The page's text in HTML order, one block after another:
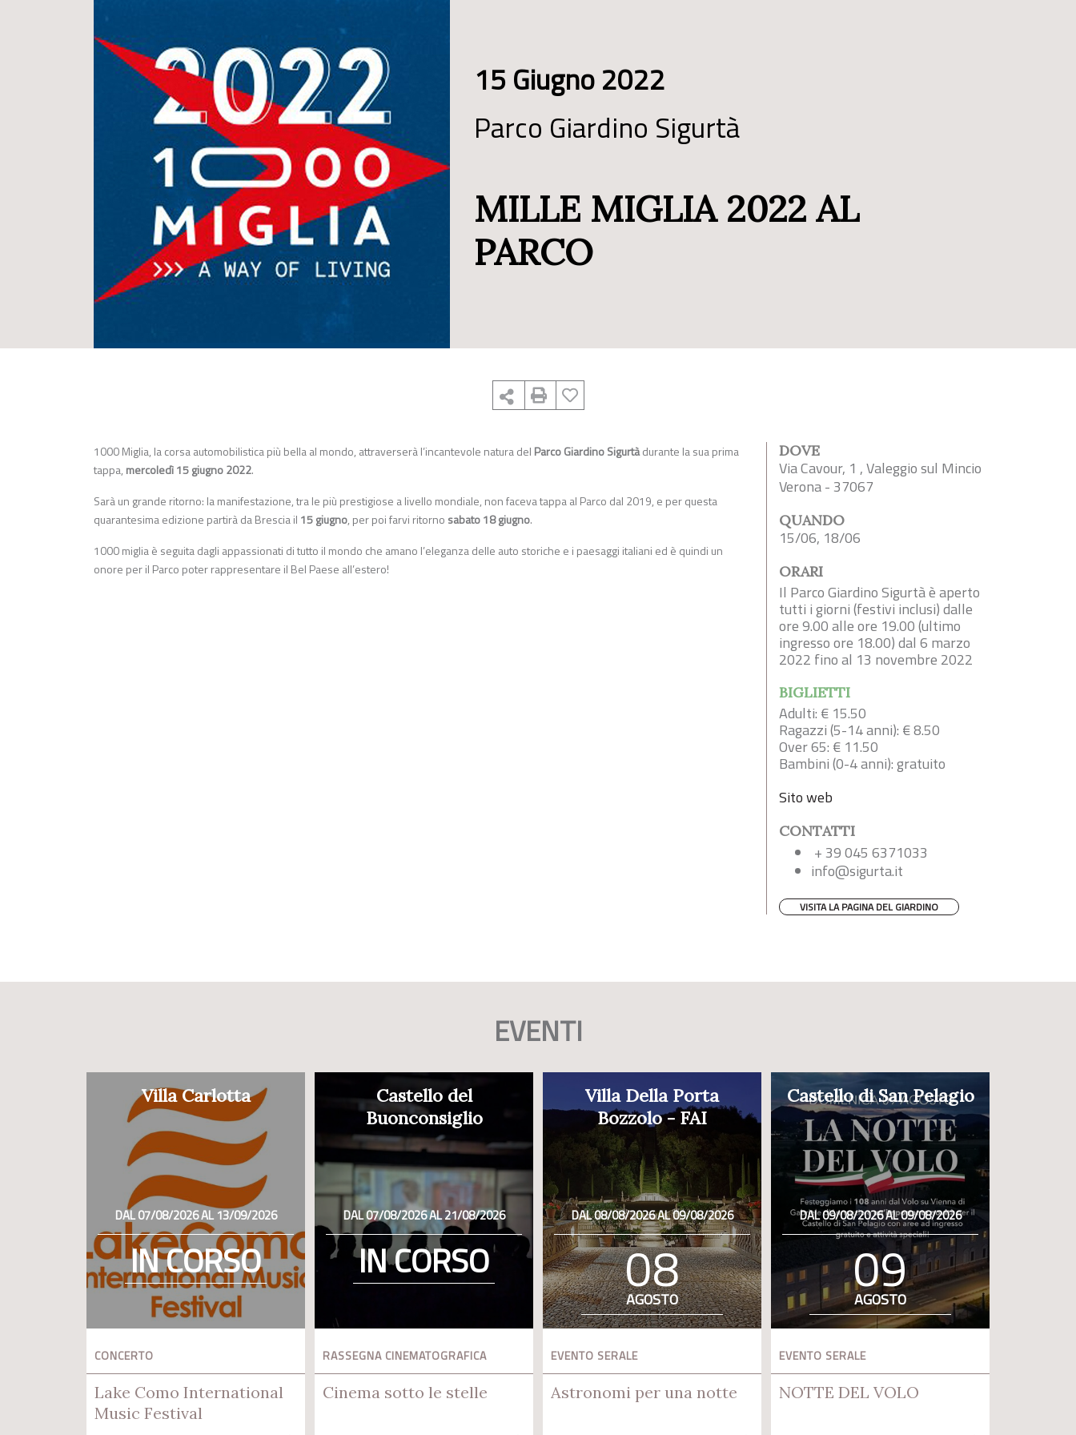
15 Giugno 2022
Parco Giardino Sigurtà
MILLE MIGLIA 2022 AL
PARCO
1000 Miglia, la corsa automobilistica più bella al mondo, attraverserà l’incantevole natura del Parco Giardino Sigurtàdurante la sua prima
tappa, mercoledì 15 giugno 2022.
Sarà un grande ritorno: la manifestazione, tra le più prestigiose a livello mondiale, non faceva tappa al Parco dal 2019, e per questa
quarantesima edizione partirà da Brescia il 15 giugno, per poi farvi ritorno sabato 18 giugno.
1000 miglia è seguita dagli appassionati di tutto il mondo che amano l’eleganza delle auto storiche e i paesaggi italiani ed è quindi un
onore per il Parco poter rappresentare il Bel Paese all’estero!
DOVE
Via Cavour, 1 , Valeggio sul Mincio
Verona - 37067
QUANDO
15/06, 18/06
ORARI
Il Parco Giardino Sigurtà è aperto
tutti i giorni (festivi inclusi) dalle
ore 9.00 alle ore 19.00 (ultimo
ingresso ore 18.00) dal 6 marzo
2022 fino al 13 novembre 2022
BIGLIETTI
Adulti: € 15.50
Ragazzi (5-14 anni): € 8.50
Over 65: € 11.50
Bambini (0-4 anni): gratuito
Sito web
CONTATTI
+ 39 045 6371033
info@sigurta.it
VISITA LA PAGINA DEL GIARDINO
EVENTI
Villa Carlotta
DAL 07/08/2026 AL 13/09/2026
IN CORSO
CONCERTO
Lake Como International
Music Festival
Castello del
Buonconsiglio
DAL 07/08/2026 AL 21/08/2026
IN CORSO
RASSEGNA CINEMATOGRAFICA
Cinema sotto le stelle
Villa Della Porta
Bozzolo - FAI
DAL 08/08/2026 AL 09/08/2026
08
AGOSTO
EVENTO SERALE
Astronomi per una notte
Castello di San Pelagio
DAL 09/08/2026 AL 09/08/2026
09
AGOSTO
EVENTO SERALE
NOTTE DEL VOLO